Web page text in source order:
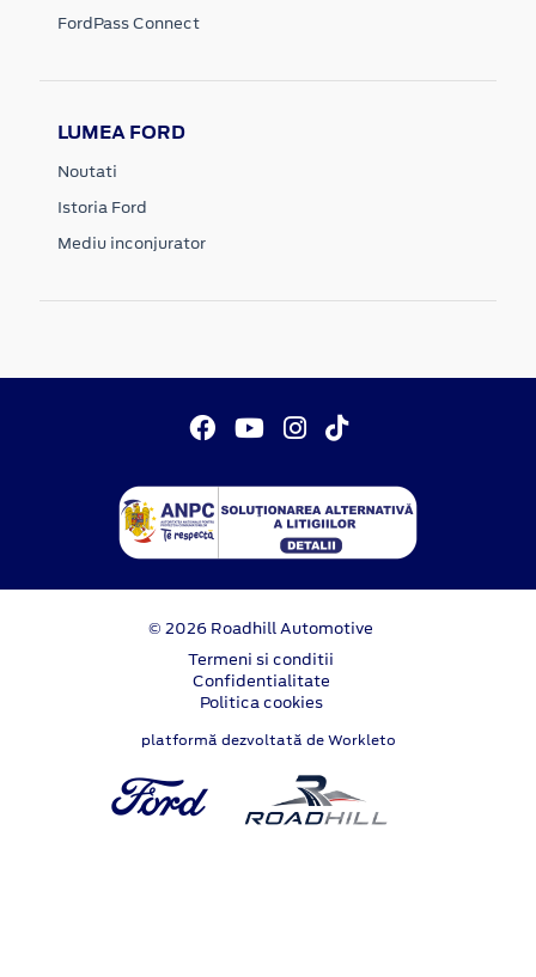
FordPass Connect
LUMEA FORD
Noutati
Istoria Ford
Mediu inconjurator
© 2026 Roadhill Automotive
Termeni si conditii
Confidentialitate
Politica cookies
platformă dezvoltată de Workleto